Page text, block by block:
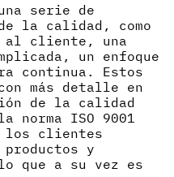
serie de
la calidad, como
al cliente, una
un enfoque
continua. Estos
más detalle en
de la calidad
norma ISO 9001
los clientes
productos y
que a su vez es